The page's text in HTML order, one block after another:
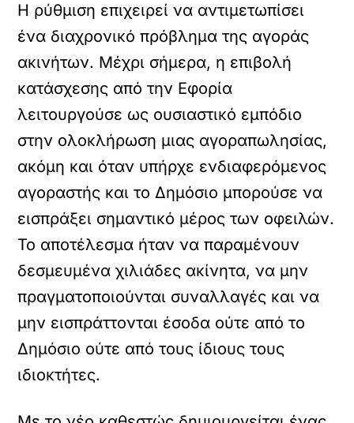
Η ρύθμιση επιχειρεί να αντιμετωπίσει
ένα διαχρονικό πρόβλημα της αγοράς
ακινήτων. Μέχρι σήμερα, η επιβολή
κατάσχεσης από την Εφορία
λειτουργούσε ως ουσιαστικό εμπόδιο
στην ολοκλήρωση μιας αγοραπωλησίας,
ακόμη και όταν υπήρχε ενδιαφερόμενος
αγοραστής και το Δημόσιο μπορούσε να
εισπράξει σημαντικό μέρος των οφειλών.
Το αποτέλεσμα ήταν να παραμένουν
δεσμευμένα χιλιάδες ακίνητα, να μην
πραγματοποιούνται συναλλαγές και να
μην εισπράττονται έσοδα ούτε από το
Δημόσιο ούτε από τους ίδιους τους
ιδιοκτήτες.